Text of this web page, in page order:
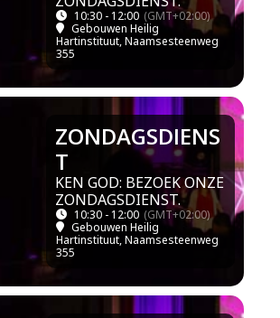
10:30 - 12:00 (GMT+02:00)
Gebouwen Heilig
Hartinstituut, Naamsesteenweg
355
ZONDAGSDIENS
T
KEN GOD: BEZOEK ONZE
ZONDAGSDIENST.
10:30 - 12:00 (GMT+02:00)
Gebouwen Heilig
Hartinstituut, Naamsesteenweg
355